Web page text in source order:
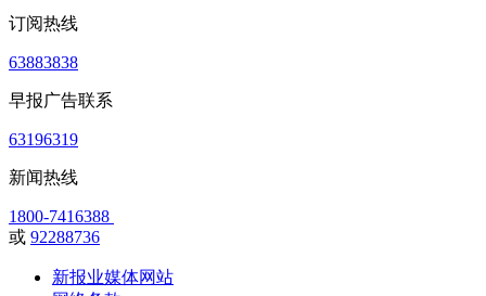
订阅热线
63883838
早报广告联系
63196319
新闻热线
1800-7416388
或 92288736
新报业媒体网站